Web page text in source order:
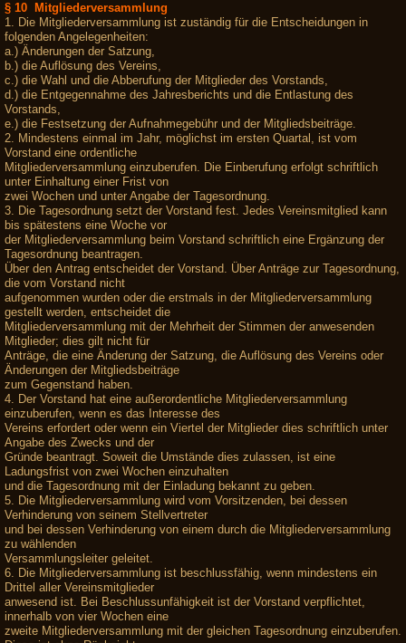
§ 10 Mitgliederversammlung
1. Die Mitgliederversammlung ist zuständig für die Entscheidungen in
folgenden Angelegenheiten:
a.) Änderungen der Satzung,
b.) die Auflösung des Vereins,
c.) die Wahl und die Abberufung der Mitglieder des Vorstands,
d.) die Entgegennahme des Jahresberichts und die Entlastung des
Vorstands,
e.) die Festsetzung der Aufnahmegebühr und der Mitgliedsbeiträge.
2. Mindestens einmal im Jahr, möglichst im ersten Quartal, ist vom
Vorstand eine ordentliche
Mitgliederversammlung einzuberufen. Die Einberufung erfolgt schriftlich
unter Einhaltung einer Frist von
zwei Wochen und unter Angabe der Tagesordnung.
3. Die Tagesordnung setzt der Vorstand fest. Jedes Vereinsmitglied kann
bis spätestens eine Woche vor
der Mitgliederversammlung beim Vorstand schriftlich eine Ergänzung der
Tagesordnung beantragen.
Über den Antrag entscheidet der Vorstand. Über Anträge zur Tagesordnung,
die vom Vorstand nicht
aufgenommen wurden oder die erstmals in der Mitgliederversammlung
gestellt werden, entscheidet die
Mitgliederversammlung mit der Mehrheit der Stimmen der anwesenden
Mitglieder; dies gilt nicht für
Anträge, die eine Änderung der Satzung, die Auflösung des Vereins oder
Änderungen der Mitgliedsbeiträge
zum Gegenstand haben.
4. Der Vorstand hat eine außerordentliche Mitgliederversammlung
einzuberufen, wenn es das Interesse des
Vereins erfordert oder wenn ein Viertel der Mitglieder dies schriftlich unter
Angabe des Zwecks und der
Gründe beantragt. Soweit die Umstände dies zulassen, ist eine
Ladungsfrist von zwei Wochen einzuhalten
und die Tagesordnung mit der Einladung bekannt zu geben.
5. Die Mitgliederversammlung wird vom Vorsitzenden, bei dessen
Verhinderung von seinem Stellvertreter
und bei dessen Verhinderung von einem durch die Mitgliederversammlung
zu wählenden
Versammlungsleiter geleitet.
6. Die Mitgliederversammlung ist beschlussfähig, wenn mindestens ein
Drittel aller Vereinsmitglieder
anwesend ist. Bei Beschlussunfähigkeit ist der Vorstand verpflichtet,
innerhalb von vier Wochen eine
zweite Mitgliederversammlung mit der gleichen Tagesordnung einzuberufen.